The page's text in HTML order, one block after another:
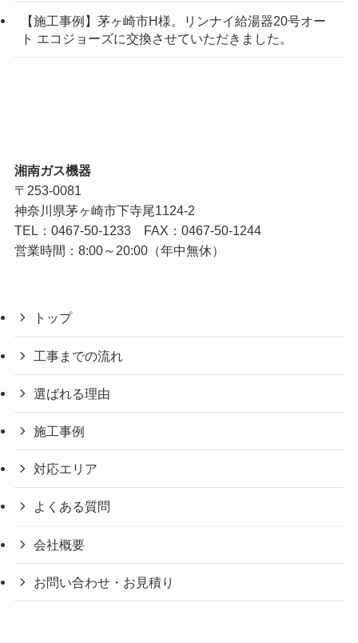
【施工事例】茅ヶ崎市H様。リンナイ給湯器20号オー
ト エコジョーズに交換させていただきました。
湘南ガス機器
〒253-0081
神奈川県茅ヶ崎市下寺尾1124-2
TEL： 0467-50-1233FAX：0467-50-1244
営業時間：8:00～20:00（年中無休）
トップ
工事までの流れ
選ばれる理由
施工事例
対応エリア
よくある質問
会社概要
お問い合わせ・お見積り